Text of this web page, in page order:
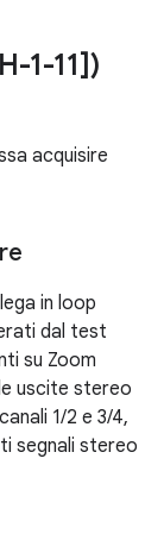
H-1-11])
acquisire
in loop
dal test
su Zoom
uscite stereo
1/2 e 3/4,
segnali stereo